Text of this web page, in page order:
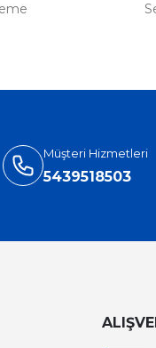
Müşteri Hizmetleri
5439518503